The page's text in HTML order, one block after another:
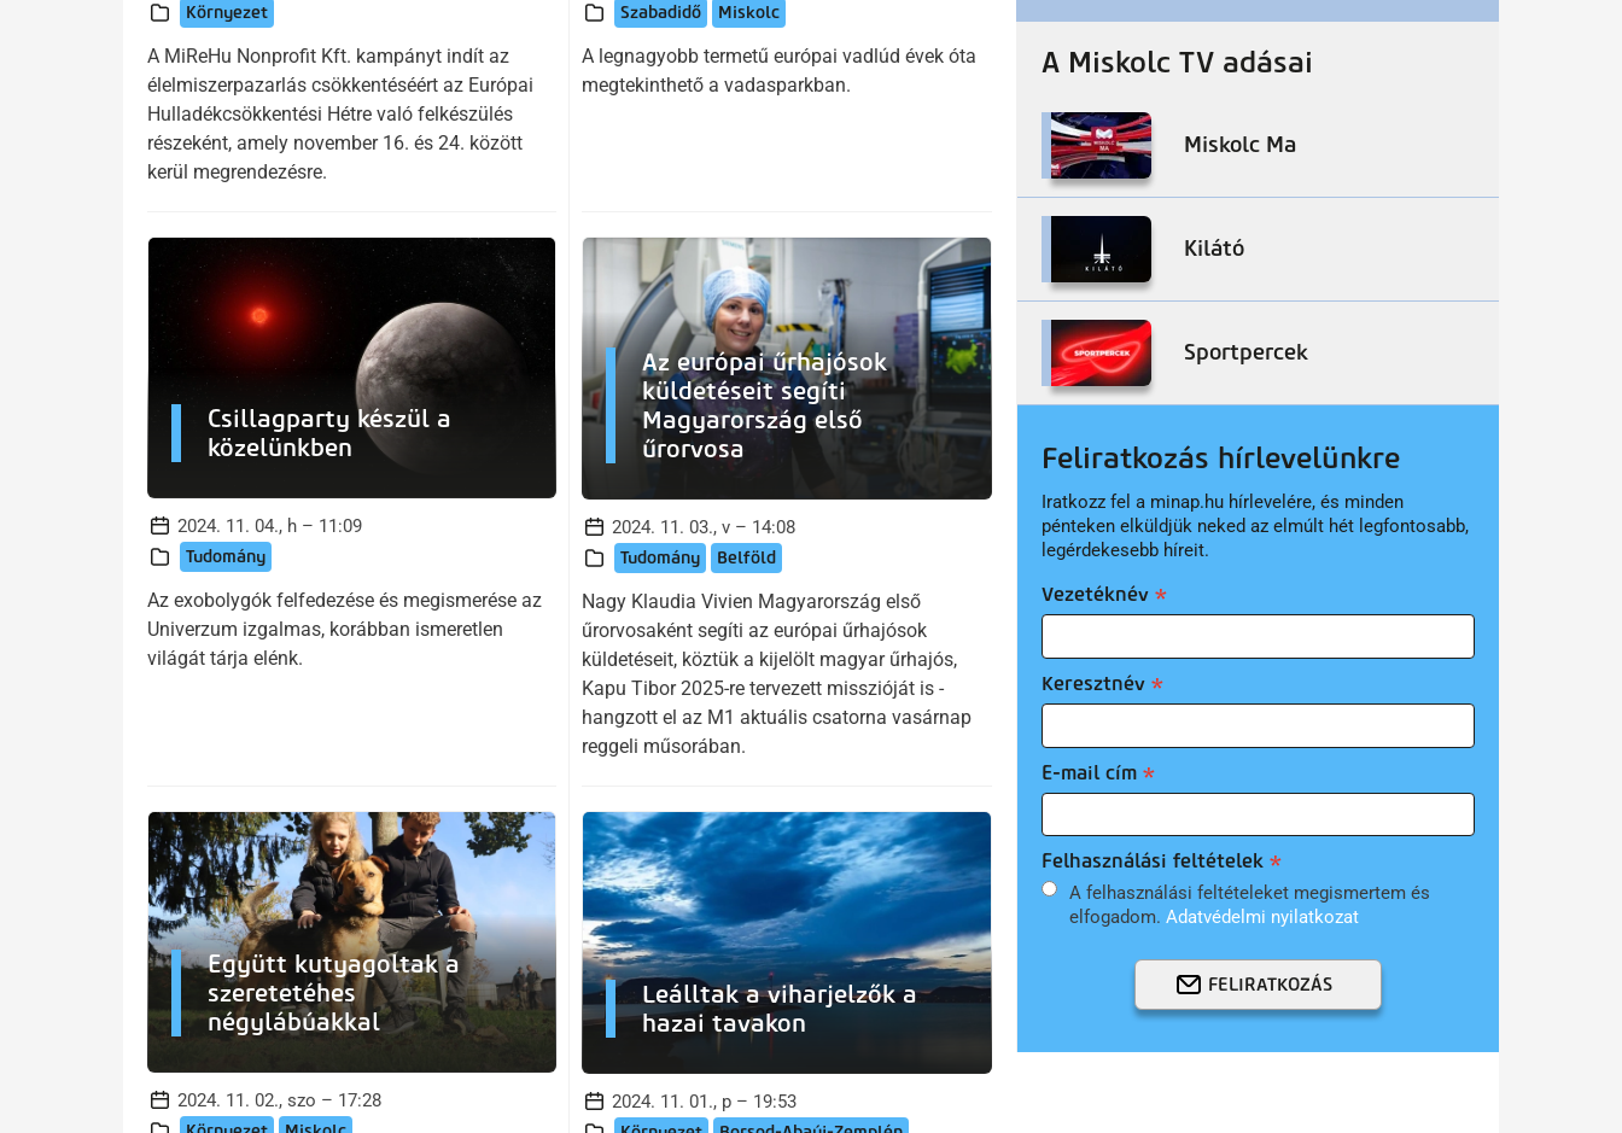
Környezet
A MiReHu Nonprofit Kft. kampányt indít az
élelmiszerpazarlás csökkentéséért az Európai
Hulladékcsökkentési Hétre való felkészülés
részeként, amely november 16. és 24. között
kerül megrendezésre.
Szabadidő Miskolc
A legnagyobb termetű európai vadlúd évek óta
megtekinthető a vadasparkban.
Csillagparty készül a
közelünkben
2024. 11. 04., h – 11:09
Tudomány
Az exobolygók felfedezése és megismerése az
Univerzum izgalmas, korábban ismeretlen
világát tárja elénk.
Az európai űrhajósok
küldetéseit segíti
Magyarország első
űrorvosa
2024. 11. 03., v – 14:08
Tudomány Belföld
Nagy Klaudia Vivien Magyarország első
űrorvosaként segíti az európai űrhajósok
küldetéseit, köztük a kijelölt magyar űrhajós,
Kapu Tibor 2025-re tervezett misszióját is -
hangzott el az M1 aktuális csatorna vasárnap
reggeli műsorában.
Együtt kutyagoltak a
szeretetéhes
négylábúakkal
2024. 11. 02., szo – 17:28
Leálltak a viharjelzők a
hazai tavakon
2024. 11. 01., p – 19:53
A Miskolc TV adásai
Miskolc Ma
Kilátó
Sportpercek
Feliratkozás hírlevelünkre
Iratkozz fel a minap.hu hírlevelére, és minden
pénteken elküldjük neked az elmúlt hét legfontosabb,
legérdekesebb híreit.
Vezetéknév
Keresztnév
E-mail cím
Felhasználási feltételek
A felhasználási feltételeket megismertem és
elfogadom. Adatvédelmi nyilatkozat
FELIRATKOZÁS